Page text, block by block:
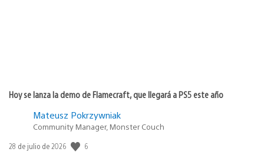
Hoy se lanza la demo de Flamecraft, que llegará a PS5 este año
Mateusz Pokrzywniak
Community Manager, Monster Couch
Fecha
28 de julio de 2026 6